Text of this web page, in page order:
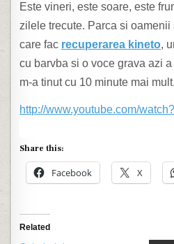
Este vineri, este soare, este
zilele trecute. Parca si
care fac recuperarea kineto,
cu barvba si o voce grava azi
m-a tinut cu 10 minute mai mult.
http://www.youtube.com/
Share this:
Facebook X
Related